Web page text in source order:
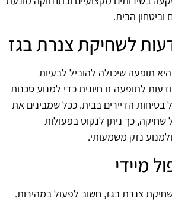
הבית.
לשחיקת צנרת בגז
תופעה שיכולה להוביל לבעיות
לתופעה זו חיונית כדי למנוע סכנות
בטיחות הדיירים בבית. ככל שמבינים את
כך ניתן לנקוט בפעולות
נזק משמעותי.
מיידי
צנרת בגז, חשוב לפעול במהירות.